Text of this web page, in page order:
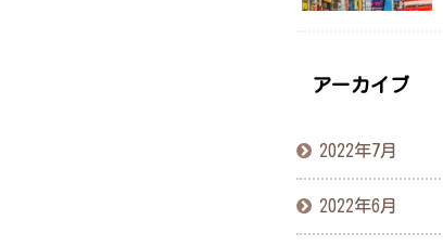
アーカイブ
2022年7月
2022年6月